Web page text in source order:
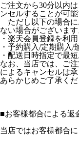
ご注文から30分以内
ンセルすることが可能
ただし以下の場合に
ない場合がございます
・楽天会員登録を利
・予約購入/定期購入/
・配送日時指定で最
なお、当店では、ご
によるキャンセルは承
あらかじめご了承くだ
■お客様都合による返
当店ではお客様都合